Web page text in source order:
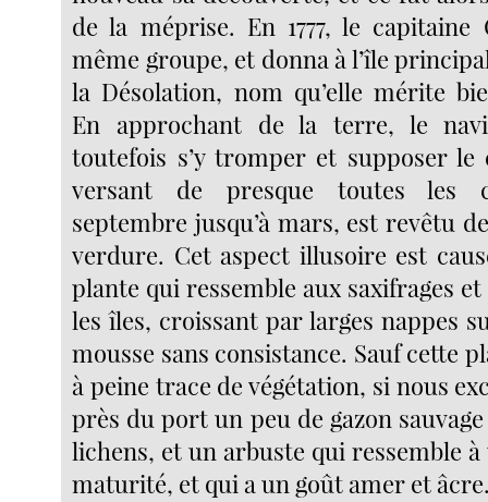
de la méprise. En 1777, le capitaine
même groupe, et donna à l’île
la Désolation, nom qu’elle mérite
En approchant de la terre, le
toutefois s’y tromper et supposer
versant de presque toutes les
septembre jusqu’à mars, est revêtu
verdure. Cet aspect illusoire est
plante qui ressemble aux saxifrages
les îles, croissant par larges nappes
mousse sans consistance. Sauf cette
à peine trace de végétation, si nous
près du port un peu de gazon
lichens, et un arbuste qui ressemble
maturité, et qui a un goût amer et